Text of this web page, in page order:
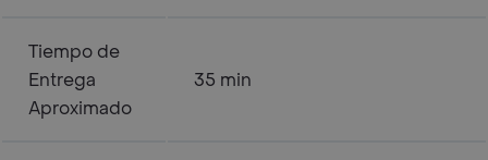
Tiempo de
Entrega
Aproximado
35 min